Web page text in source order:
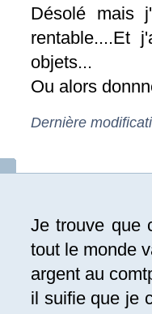
Désolé mais
rentable....Et
objets...
Ou alors
Dernière
Je trouve que
tout le monde
argent au
il suifie que je